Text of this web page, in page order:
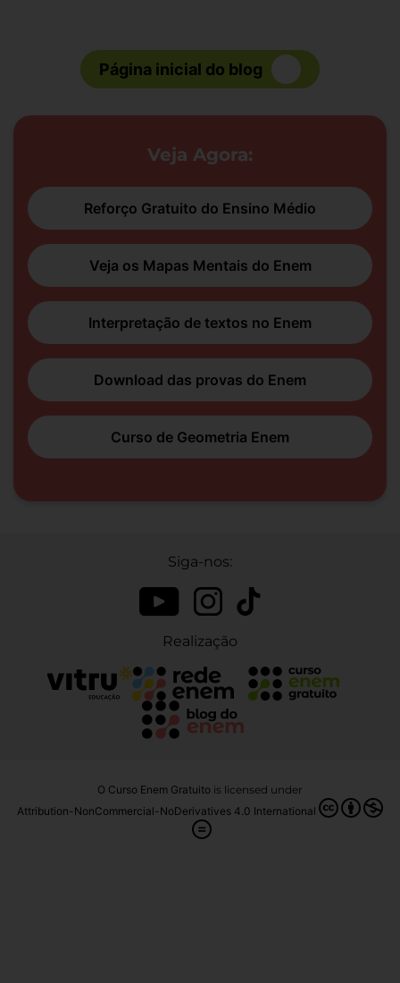
Página inicial do blog
Veja Agora:
Reforço Gratuito do Ensino Médio
Veja os Mapas Mentais do Enem
Interpretação de textos no Enem
Download das provas do Enem
Curso de Geometria Enem
Siga-nos:
Realização
O Curso Enem Gratuito is licensed under
Attribution-NonCommercial-NoDerivatives 4.0 International